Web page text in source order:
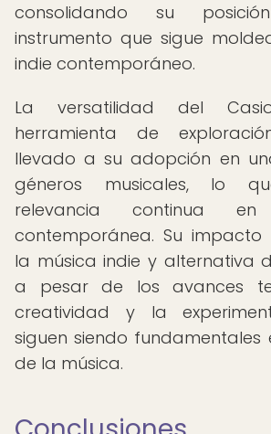
consolidando su
instrumento que sigue
indie contemporáneo.
La versatilidad del
herramienta de
llevado a su adopción en
géneros musicales, lo
relevancia continua
contemporánea. Su
la música indie y alternativa
a pesar de los avances
creatividad y la
siguen siendo fundamentales
de la música.